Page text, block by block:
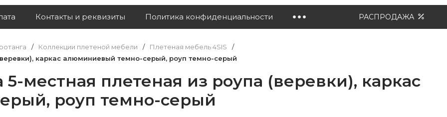
Контакты и реквизиты Политика конфиденциальности РАСПРОДАЖА
/ Коллекции плетеной мебели / Плетеная мебель 4SIS
/
каркас алюминиевый темно-серый, роуп темно-серый
местная плетеная из роупа (веревки), каркас
роуп темно-серый